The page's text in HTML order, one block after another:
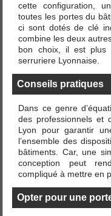
cette configuration,
toutes les portes du
ci sont dotés de clé
combine les deux
bon choix, il est plus
serruriere Lyonnaise.
Conseils pratiques
Dans ce genre
des professionnels et
Lyon pour garantir
l’ensemble des
bâtiments. Car, une
conception peut
compliqué à mettre en
Opter pour une